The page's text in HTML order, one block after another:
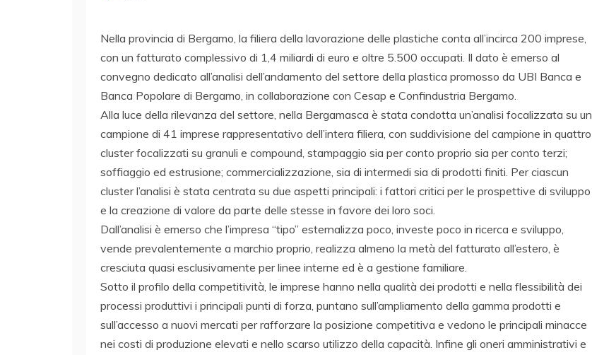
Nella provincia di Bergamo, la filiera della lavorazione delle plastiche conta all’incirca 200 imprese,
con un fatturato complessivo di 1,4 miliardi di euro e oltre 5.500 occupati. Il dato è emerso al
convegno dedicato all’analisi dell’andamento del settore della plastica promosso da UBI Banca e
Banca Popolare di Bergamo, in collaborazione con Cesap e Confindustria Bergamo.
Alla luce della rilevanza del settore, nella Bergamasca è stata condotta un’analisi focalizzata su un
campione di 41 imprese rappresentativo dell’intera filiera, con suddivisione del campione in quattro
cluster focalizzati su granuli e compound, stampaggio sia per conto proprio sia per conto terzi;
soffiaggio ed estrusione; commercializzazione, sia di intermedi sia di prodotti finiti. Per ciascun
cluster l’analisi è stata centrata su due aspetti principali: i fattori critici per le prospettive di sviluppo
e la creazione di valore da parte delle stesse in favore dei loro soci.
Dall’analisi è emerso che l’impresa “tipo” esternalizza poco, investe poco in ricerca e sviluppo,
vende prevalentemente a marchio proprio, realizza almeno la metà del fatturato all’estero, è
cresciuta quasi esclusivamente per linee interne ed è a gestione familiare.
Sotto il profilo della competitività, le imprese hanno nella qualità dei prodotti e nella flessibilità dei
processi produttivi i principali punti di forza, puntano sull’ampliamento della gamma prodotti e
sull’accesso a nuovi mercati per rafforzare la posizione competitiva e vedono le principali minacce
nei costi di produzione elevati e nello scarso utilizzo della capacità. Infine gli oneri amministrativi e